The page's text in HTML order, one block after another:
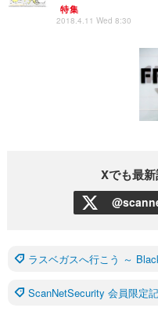
特集
2018.4.11 Wed 8:30
Xでも最新
ラスベガスへ行こう ～
ScanNetSecurity 会員限定